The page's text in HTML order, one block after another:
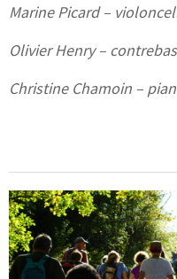
Marine Picard –
Olivier Henry –
Christine Chamoin –